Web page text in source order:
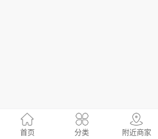
首页 分类 附近商家